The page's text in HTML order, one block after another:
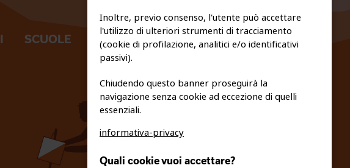
SCUOLE
FEDERAZIONE TRASPARENTE
PRIVACY E COOKIE POLICY
info@fiso.it |fiso@pec-mail.eu
Inoltre, previo consenso, l'utente può accettare
l'utilizzo di ulteriori strumenti di tracciamento
(cookie di profilazione, analitici e/o identificativi
passivi).
Chiudendo questo banner proseguirà la
navigazione senza cookie ad eccezione di quelli
essenziali.
informativa-privacy
Quali cookie vuoi accettare?